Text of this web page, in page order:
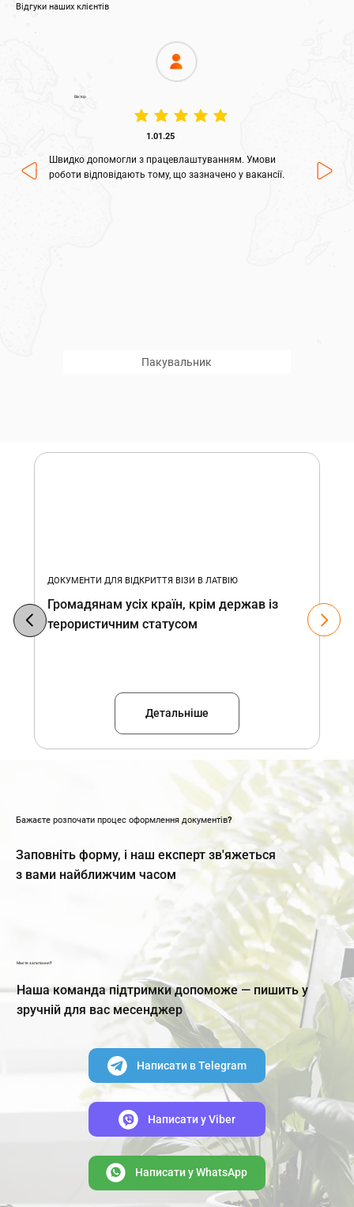
Відгуки наших клієнтів
Швидко допомогли з працевлаштуванням. Умови
роботи відповідають тому, що зазначено у вакансії.
Пакувальник
Віктор
średnia ocena to 5 na 5
1.01.25
ДОКУМЕНТИ ДЛЯ ВІДКРИТТЯ ВІЗИ В ЛАТВІЮ
Громадянам усіх країн, крім держав із
терористичним статусом
Детальніше
Бажаєте розпочати процес оформлення документів?
Заповніть форму, і наш експерт зв'яжеться
з вами найближчим часом
Маєте запитання?
Наша команда підтримки допоможе — пишить у
зручній для вас месенджер
Написати в Telegram
Написати y Viber
Написати y WhatsApp